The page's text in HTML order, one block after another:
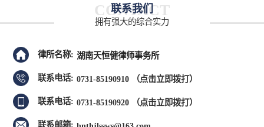
CONTACT
联系我们
拥有强大的综合实力
律所名称: 湖南天恒健律师事务所
联系电话: 0731-85190910 （点击立即拨打）
联系电话: 0731-85190920 （点击立即拨打）
联系邮箱: